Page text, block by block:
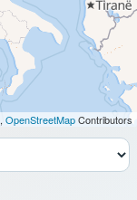
, OpenStreetMapContributors